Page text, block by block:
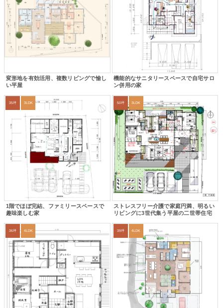
変形地を有効活用、複数リビングで愉し
い平屋
機能的なサニタリースペースで自宅サロ
ン併用の家
35坪 3LDK
1階でほぼ完結、ファミリースペースで
趣味楽しむ家
50坪 3LDK
ストレスフリー介護で家庭円満、明るい
リビングに3世代集う平屋の二世帯住宅
36坪 4LDK 39坪 4LDK